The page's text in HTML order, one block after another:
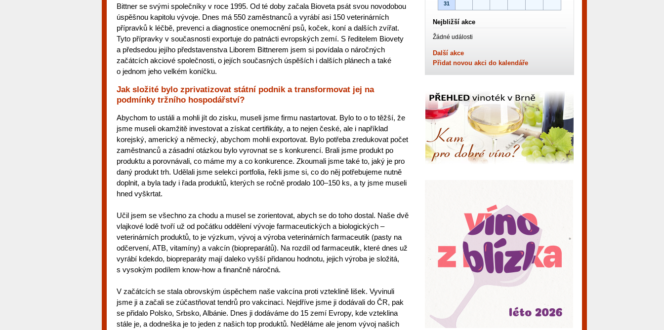
Bittner se svými společníky v roce 1995. Od té doby začala Bioveta psát svou novodobou
úspěšnou kapitolu vývoje. Dnes má 550 zaměstnanců a vyrábí asi 150 veterinárních
přípravků k léčbě, prevenci a diagnostice onemocnění psů, koček, koní a dalších zvířat.
Tyto přípravky v současnosti exportuje do patnácti evropských zemí. S ředitelem Biovety
a předsedou jejího představenstva Liborem Bittnerem jsem si povídala o náročných
začátcích akciové společnosti, o jejích současných úspěších i dalších plánech a také
o jednom jeho velkém koníčku.
Jak složité bylo zprivatizovat státní podnik a transformovat jej na
podmínky tržního hospodářství?
Abychom to ustáli a mohli jít do zisku, museli jsme firmu nastartovat. Bylo to o to těžší, že
jsme museli okamžitě investovat a získat certifikáty, a to nejen české, ale i například
korejský, americký a německý, abychom mohli exportovat. Bylo potřeba zredukovat počet
zaměstnanců a zásadní otázkou bylo vyrovnat se s konkurencí. Brali jsme produkt po
produktu a porovnávali, co máme my a co konkurence. Zkoumali jsme také to, jaký je pro
daný produkt trh. Udělali jsme selekci portfolia, řekli jsme si, co do něj potřebujeme nutně
doplnit, a byla tady i řada produktů, kterých se ročně prodalo 100–150 ks, a ty jsme museli
hned vyškrtat.
Učil jsem se všechno za chodu a musel se zorientovat, abych se do toho dostal. Naše dvě
vlajkové lodě tvoří už od počátku oddělení vývoje farmaceutických a biologických –
veterinárních produktů, to je výzkum, vývoj a výroba veterinárních farmaceutik (pasty na
odčervení, ATB, vitamíny) a vakcín (biopreparátů). Na rozdíl od farmaceutik, které dnes už
vyrábí kdekdo, biopreparáty mají daleko vyšší přidanou hodnotu, jejich výroba je složitá,
s vysokým podílem know-how a finančně náročná.
V začátcích se stala obrovským úspěchem naše vakcína proti vzteklině lišek. Vyvinuli
jsme ji a začali se zúčastňovat tendrů pro vakcinaci. Nejdříve jsme ji dodávali do ČR, pak
se přidalo Polsko, Srbsko, Albánie. Dnes ji dodáváme do 15 zemí Evropy, kde vzteklina
stále je, a dodneška je to jeden z našich top produktů. Neděláme ale jenom vývoj našich
31
Nejbližší akce
Žádné události
Další akce
Přidat novou akci do kalendáře